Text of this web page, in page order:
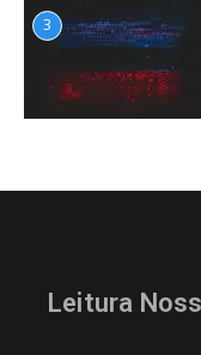
3
Leitura